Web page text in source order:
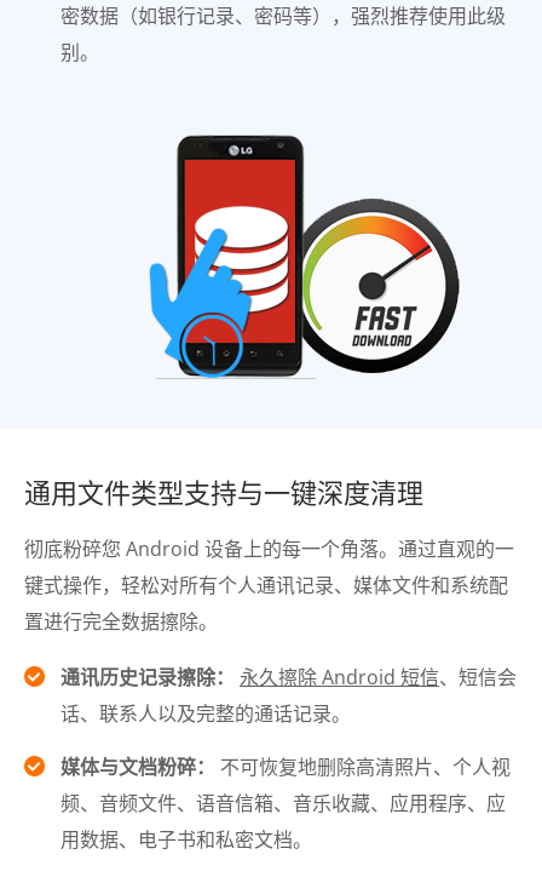
密数据（如银行记录、密码等），强烈推荐使用此级
别。
通用文件类型支持与一键深度清理
彻底粉碎您 Android 设备上的每一个角落。通过直观的一
键式操作，轻松对所有个人通讯记录、媒体文件和系统配
置进行完全数据擦除。
通讯历史记录擦除： 永久擦除 Android 短信、短信会
话、联系人以及完整的通话记录。
媒体与文档粉碎：
不可恢复地删除高清照片、个人视
频、音频文件、语音信箱、音乐收藏、应用程序、应
用数据、电子书和私密文档。